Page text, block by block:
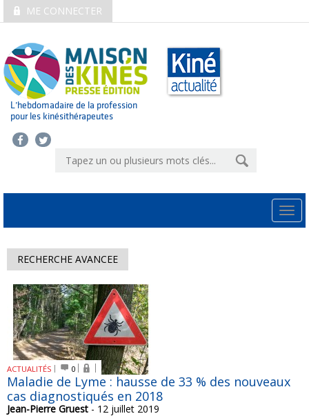
ME CONNECTER
L’hebdomadaire de la profession
pour les kinésithérapeutes
RECHERCHE AVANCEE
ACTUALITÉS 0
Maladie de Lyme : hausse de 33 % des nouveaux
cas diagnostiqués en 2018
Jean-Pierre Gruest - 12 juillet 2019